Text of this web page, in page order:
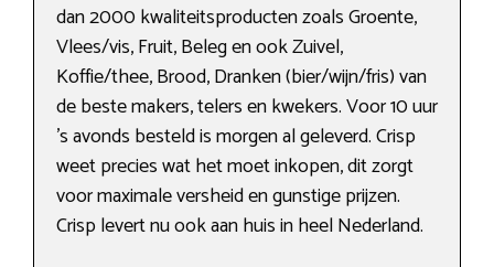
dan 2000 kwaliteitsproducten zoals Groente,
Vlees/vis, Fruit, Beleg en ook Zuivel,
Koffie/thee, Brood, Dranken (bier/wijn/fris) van
de beste makers, telers en kwekers. Voor 10 uur
’s avonds besteld is morgen al geleverd. Crisp
weet precies wat het moet inkopen, dit zorgt
voor maximale versheid en gunstige prijzen.
Crisp levert nu ook aan huis in heel Nederland.